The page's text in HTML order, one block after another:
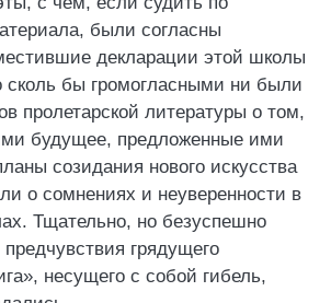
были согласны
декларации этой школы
сколь бы громогласными ни были
пролетарской литературы о том,
будущее, предложенные ими
созидания нового искусства
о сомнениях и неуверенности в
Тщательно, но безуспешно
грядущего
несущего с собой гибель,